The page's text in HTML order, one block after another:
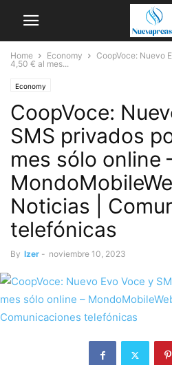
Home Economy
CoopVoce: Nuevo
4,50 € al mes...
Economy
CoopVoce:
SMS privados
mes sólo online
Noticias |
telefónicas
By Izer - noviembre 10, 2023